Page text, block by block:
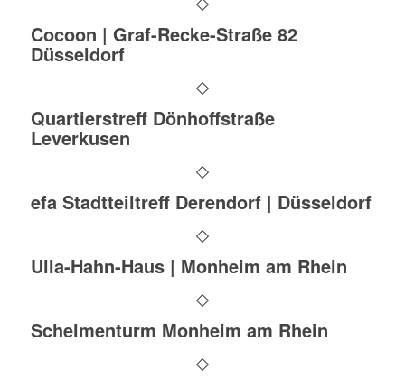
Cocoon | Graf-Recke-Straße 82
Düsseldorf
Quartierstreff Dönhoffstraße
Leverkusen
efa Stadtteiltreff Derendorf | Düsseldorf
Ulla-Hahn-Haus | Monheim am Rhein
Schelmenturm Monheim am Rhein